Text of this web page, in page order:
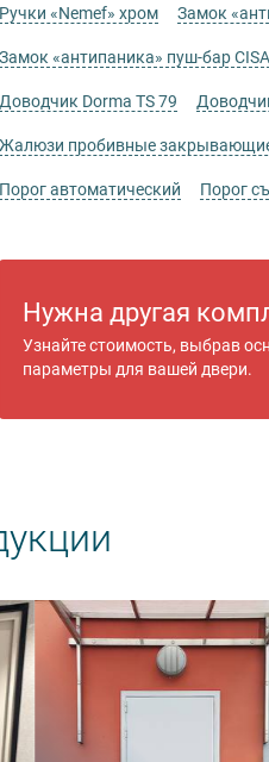
Ручки «Nemef» хром Замок
Замок «антипаника» пуш-бар CISA
Доводчик Dorma TS 79
Жалюзи пробивные
Порог автоматический Порог
Нужна другая
Узнайте стоимость, выбрав
параметры для вашей двери.